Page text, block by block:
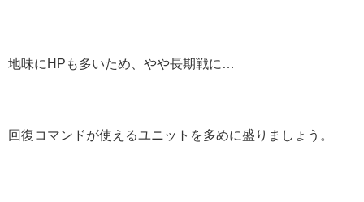
地味にHPも多いため、やや長期戦に…
回復コマンドが使えるユニットを多めに盛りましょう。